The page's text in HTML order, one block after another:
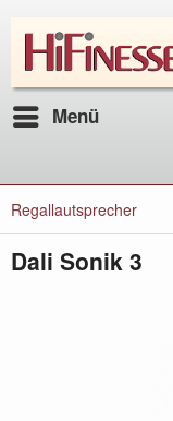
Menü
Regallautsprecher
Dali Sonik 3